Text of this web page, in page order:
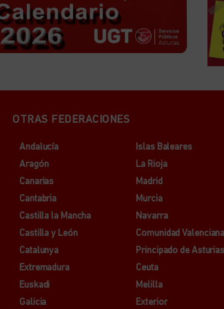
OTRAS FEDERACIONES
Andalucía
Aragón
Canarias
Cantabria
Castilla la Mancha
Castilla y León
Catalunya
Extremadura
Euskadi
Galicia
Islas Baleares
La Rioja
Madrid
Murcia
Navarra
Comunidad
Principado de
Ceuta
Melilla
Exterior